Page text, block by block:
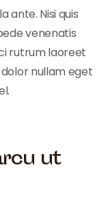
ante. Nisi quis
venenatis
rutrum laoreet
nullam eget
ut